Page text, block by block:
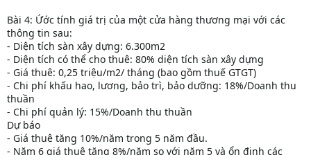
Bài 4: Ứớc tính giá trị của một cửa hàng thương mại với các
thông tin sau:
- Diện tích sàn xây dựng: 6.300m2
- Diện tích có thể cho thuê: 80% diện tích sàn xây dựng
- Giá thuê: 0,25 triệu/m2/ tháng (bao gồm thuế GTGT)
- Chi phí khấu hao, lương, bảo trì, bảo dưỡng: 18%/Doanh thu
thuần
- Chi phí quản lý: 15%/Doanh thu thuần
Dự báo
- Giá thuê tăng 10%/năm trong 5 năm đầu.
- Năm 6 giá thuê tăng 8%/năm so với năm 5 và ổn định các